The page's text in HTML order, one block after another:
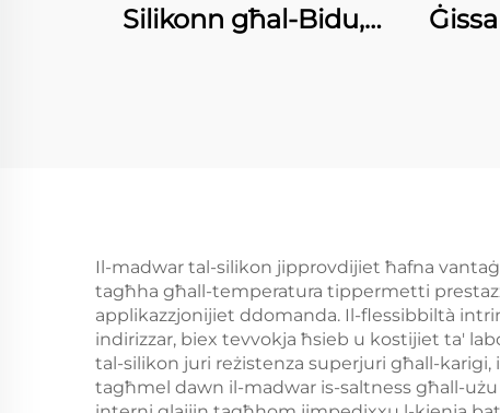
Silikonn għal-Bidu,
Il-madwar tal-silikon jipprovdijiet ħafna
tagħha għall-temperatura tippermetti
applikazzjonijiet ddomanda. Il-flessibbiltà
indirizzar, biex tevvokja ħsieb u kostijiet ta'
tal-silikon juri reżistenza superjuri għall-
tagħmel dawn il-madwar is-saltness għall-